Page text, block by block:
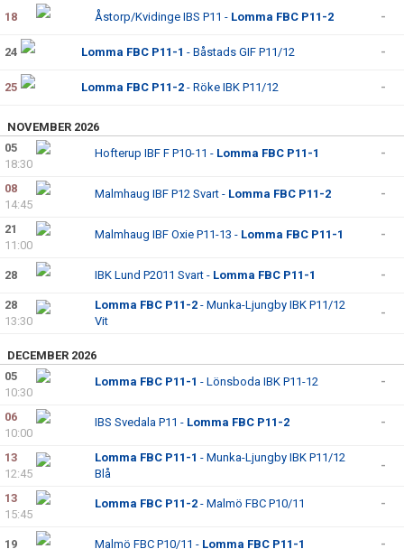
18 Åstorp/Kvidinge IBS P11 - Lomma FBC P11-2 -
24 Lomma FBC P11-1 - Båstads GIF P11/12 -
25 Lomma FBC P11-2 - Röke IBK P11/12 -
NOVEMBER 2026
05
18:30
Hofterup IBF F P10-11 - Lomma FBC P11-1 -
08
14:45
Malmhaug IBF P12 Svart - Lomma FBC P11-2 -
21
11:00
Malmhaug IBF Oxie P11-13 - Lomma FBC P11-1 -
28 IBK Lund P2011 Svart - Lomma FBC P11-1 -
28
13:30
Lomma FBC P11-2 - Munka-Ljungby IBK P11/12
Vit
-
DECEMBER 2026
05
10:30
Lomma FBC P11-1 - Lönsboda IBK P11-12 -
06
10:00
IBS Svedala P11 - Lomma FBC P11-2 -
13
12:45
Lomma FBC P11-1 - Munka-Ljungby IBK P11/12
Blå
-
13
15:45
Lomma FBC P11-2 - Malmö FBC P10/11 -
19 Malmö FBC P10/11 - Lomma FBC P11-1 -